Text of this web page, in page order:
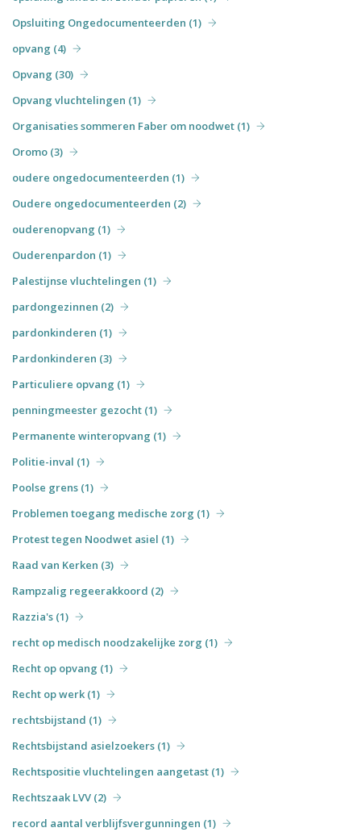
Opsluiting Ongedocumenteerden (1)
opvang (4)
Opvang (30)
Opvang vluchtelingen (1)
Organisaties sommeren Faber om noodwet (1)
Oromo (3)
oudere ongedocumenteerden (1)
Oudere ongedocumenteerden (2)
ouderenopvang (1)
Ouderenpardon (1)
Palestijnse vluchtelingen (1)
pardongezinnen (2)
pardonkinderen (1)
Pardonkinderen (3)
Particuliere opvang (1)
penningmeester gezocht (1)
Permanente winteropvang (1)
Politie-inval (1)
Poolse grens (1)
Problemen toegang medische zorg (1)
Protest tegen Noodwet asiel (1)
Raad van Kerken (3)
Rampzalig regeerakkoord (2)
Razzia's (1)
recht op medisch noodzakelijke zorg (1)
Recht op opvang (1)
Recht op werk (1)
rechtsbijstand (1)
Rechtsbijstand asielzoekers (1)
Rechtspositie vluchtelingen aangetast (1)
Rechtszaak LVV (2)
record aantal verblijfsvergunningen (1)